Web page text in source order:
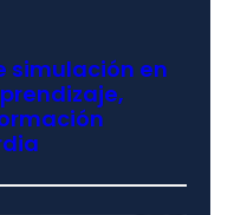
simulación en